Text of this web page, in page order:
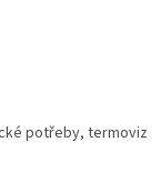
potřeby, termoviz